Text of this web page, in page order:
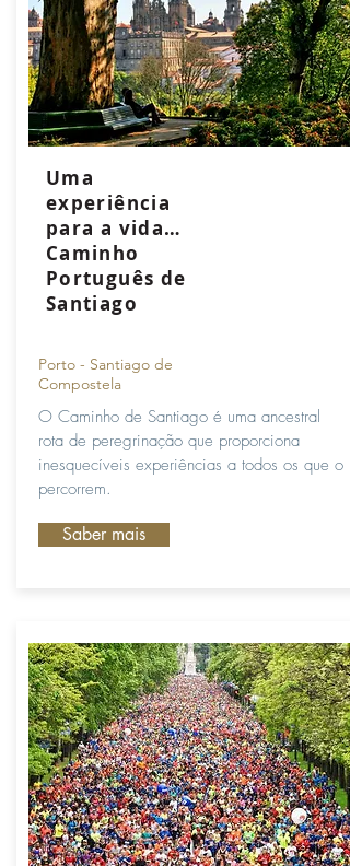
Uma
experiência
para a vida…
Caminho
Português de
Santiago
Porto - Santiago de
Compostela
O Caminho de Santiago é uma ancestral
rota de peregrinação que proporciona
inesquecíveis experiências a todos os que o
percorrem.
Saber mais